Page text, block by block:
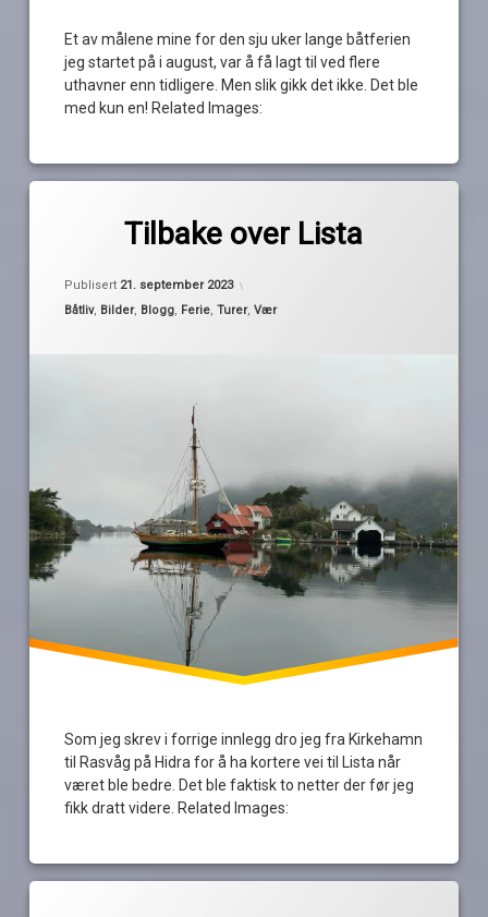
Et av målene mine for den sju uker lange båtferien
jeg startet på i august, var å få lagt til ved flere
uthavner enn tidligere. Men slik gikk det ikke. Det ble
med kun en! Related Images:
Tilbake over Lista
Publisert 21. september 2023
Kategorier:
Båtliv, Bilder, Blogg, Ferie,Turer,Vær
Som jeg skrev i forrige innlegg dro jeg fra Kirkehamn
til Rasvåg på Hidra for å ha kortere vei til Lista når
været ble bedre. Det ble faktisk to netter der før jeg
fikk dratt videre. Related Images:
Hidra
Lista